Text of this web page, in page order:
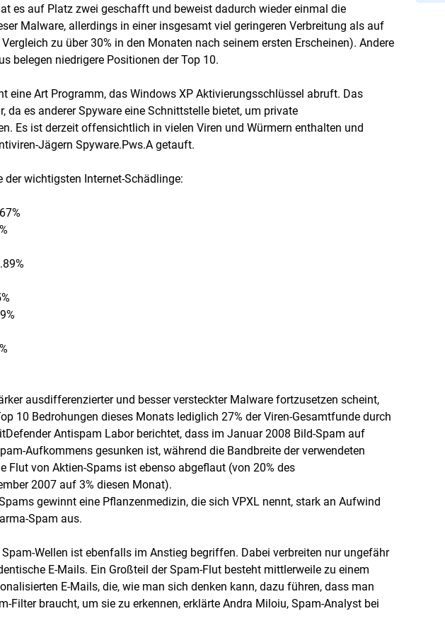
es auf Platz zwei geschafft und beweist dadurch wieder einmal die
Malware, allerdings in einer insgesamt viel geringeren Verbreitung als auf
zu über 30% in den Monaten nach seinem ersten Erscheinen). Andere
belegen niedrigere Positionen der Top 10.
eine Art Programm, das Windows XP Aktivierungsschlüssel abruft. Das
da es anderer Spyware eine Schnittstelle bietet, um private
Es ist derzeit offensichtlich in vielen Viren und Würmern enthalten und
Jägern Spyware.Pws.A getauft.
der wichtigsten Internet-Schädlinge:
ausdifferenzierter und besser versteckter Malware fortzusetzen scheint,
10 Bedrohungen dieses Monats lediglich 27% der Viren-Gesamtfunde durch
Antispam Labor berichtet, dass im Januar 2008 Bild-Spam auf
Aufkommens gesunken ist, während die Bandbreite der verwendeten
Flut von Aktien-Spams ist ebenso abgeflaut (von 20% des
2007 auf 3% diesen Monat).
gewinnt eine Pflanzenmedizin, die sich VPXL nennt, stark an Aufwind
Spam aus.
Wellen ist ebenfalls im Anstieg begriffen. Dabei verbreiten nur ungefähr
E-Mails. Ein Großteil der Spam-Flut besteht mittlerweile zu einem
E-Mails, die, wie man sich denken kann, dazu führen, dass man
Filter braucht, um sie zu erkennen, erklärte Andra Miloiu, Spam-Analyst bei